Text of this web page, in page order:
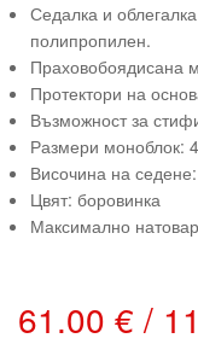
Седалка и
полипропилен.
Праховобоядисана
Протектори на
Възможност за
Размери моноблок:
Височина на
Цвят: боровинка
Максимално
61.00 € /